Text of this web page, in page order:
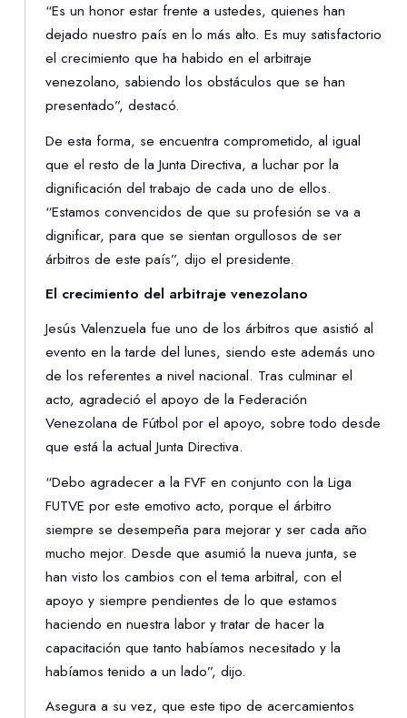
“Es un honor estar frente a ustedes, quienes han
dejado nuestro país en lo más alto. Es muy satisfactorio
el crecimiento que ha habido en el arbitraje
venezolano, sabiendo los obstáculos que se han
presentado”, destacó.
De esta forma, se encuentra comprometido, al igual
que el resto de la Junta Directiva, a luchar por la
dignificación del trabajo de cada uno de ellos.
“Estamos convencidos de que su profesión se va a
dignificar, para que se sientan orgullosos de ser
árbitros de este país”, dijo el presidente.
El crecimiento del arbitraje venezolano
Jesús Valenzuela fue uno de los árbitros que asistió al
evento en la tarde del lunes, siendo este además uno
de los referentes a nivel nacional. Tras culminar el
acto, agradeció el apoyo de la Federación
Venezolana de Fútbol por el apoyo, sobre todo desde
que está la actual Junta Directiva.
“Debo agradecer a la FVF en conjunto con la Liga
FUTVE por este emotivo acto, porque el árbitro
siempre se desempeña para mejorar y ser cada año
mucho mejor. Desde que asumió la nueva junta, se
han visto los cambios con el tema arbitral, con el
apoyo y siempre pendientes de lo que estamos
haciendo en nuestra labor y tratar de hacer la
capacitación que tanto habíamos necesitado y la
habíamos tenido a un lado”, dijo.
Asegura a su vez, que este tipo de acercamientos